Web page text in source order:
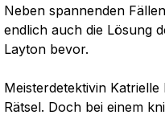
Neben spannenden
endlich auch die Lösung
Layton bevor.
Meisterdetektivin
Rätsel. Doch bei einem